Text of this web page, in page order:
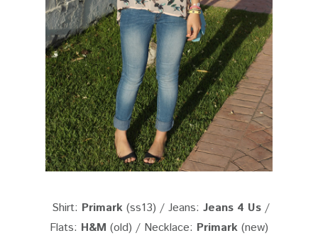
Shirt: Primark (ss13) / Jeans: Jeans 4 Us /
Flats: H&M (old) / Necklace: Primark (new)